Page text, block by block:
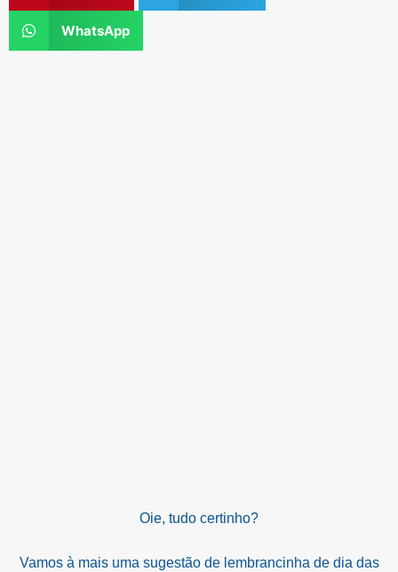
WhatsApp
Oie, tudo certinho?
Vamos à mais uma sugestão de lembrancinha de dia das